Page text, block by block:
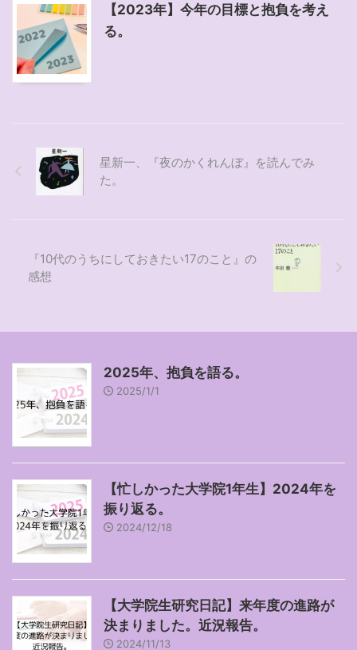
【2023年】今年の目標と抱負を考え
る。
星新一、『夜のかくれんぼ』を読んでみ
た。
『10代のうちにしておきたい17のこと』の
感想
2025年、抱負を語る。
2025/1/1
【忙しかった大学院1年生】2024年を
振り返る。
2024/12/18
【大学院生研究日記】来年度の進路が
決まりました。近況報告。
2024/11/13